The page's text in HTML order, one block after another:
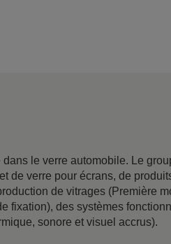
le verre automobile. Le
de verre pour écrans, de
de vitrages (Première
fixation), des systèmes
sonore et visuel accrus).